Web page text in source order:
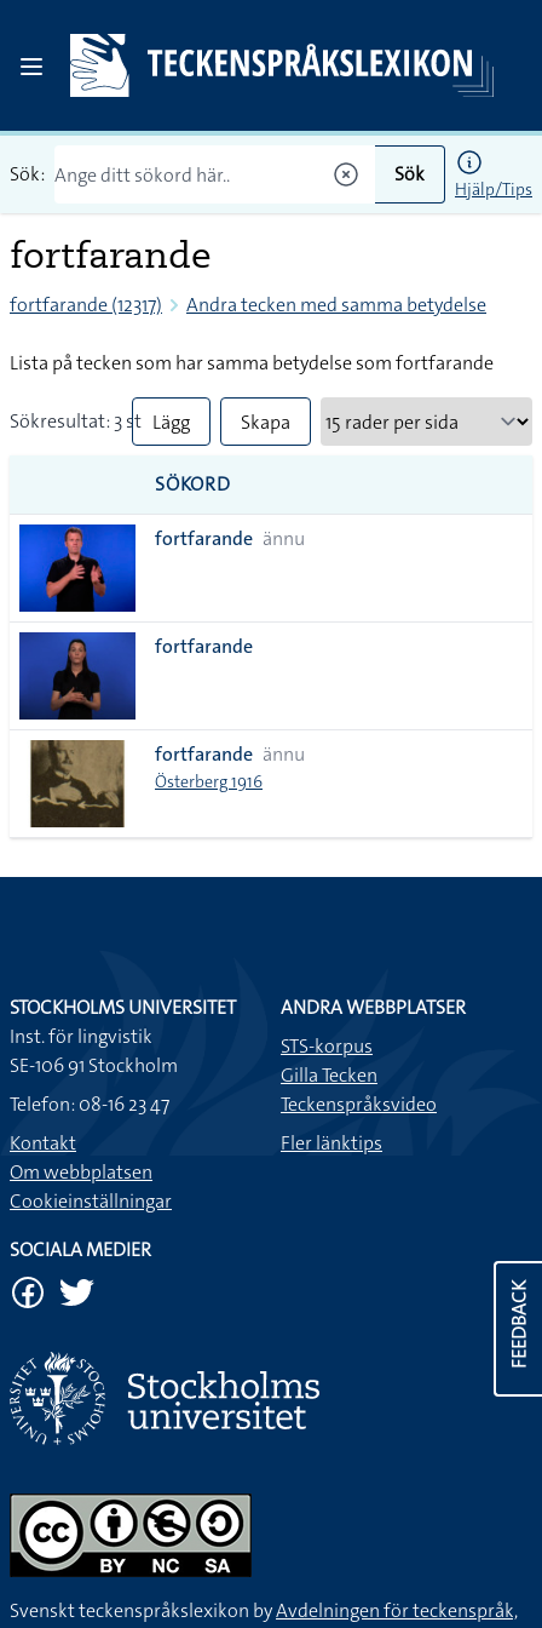
Sök: Sök
Hjälp/Tips
fortfarande
fortfarande (12317) Andra tecken med samma betydelse
Lista på tecken som har samma betydelse som fortfarande
Sökresultat: 3 st Lägg
till
alla i
Skapa
SÖKORD
fortfarande ännu
fortfarande
fortfarande ännu
Österberg 1916
FEEDBACK
STOCKHOLMS UNIVERSITET
Inst. för lingvistik
SE-106 91 Stockholm
Telefon: 08-16 23 47
Kontakt
Om webbplatsen
Cookieinställningar
ANDRA WEBBPLATSER
STS-korpus
Gilla Tecken
Teckenspråksvideo
Fler länktips
SOCIALA MEDIER
Svenskt teckenspråkslexikon byAvdelningen för teckenspråk,